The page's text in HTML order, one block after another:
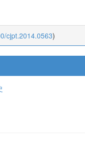
cjpt.2014.0563)